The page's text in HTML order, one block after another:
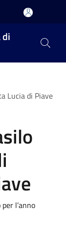
di
Lucia di Piave
l’anno